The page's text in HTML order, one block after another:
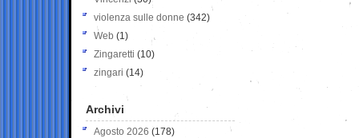
violenza sulle donne (342)
Web (1)
Zingaretti (10)
zingari (14)
Archivi
Agosto 2026 (178)